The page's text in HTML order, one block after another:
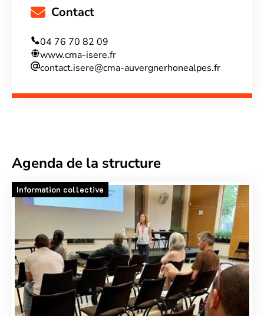
Contact
04 76 70 82 09
www.cma-isere.fr
contact.isere@cma-auvergnerhonealpes.fr
Agenda de la structure
Information collective